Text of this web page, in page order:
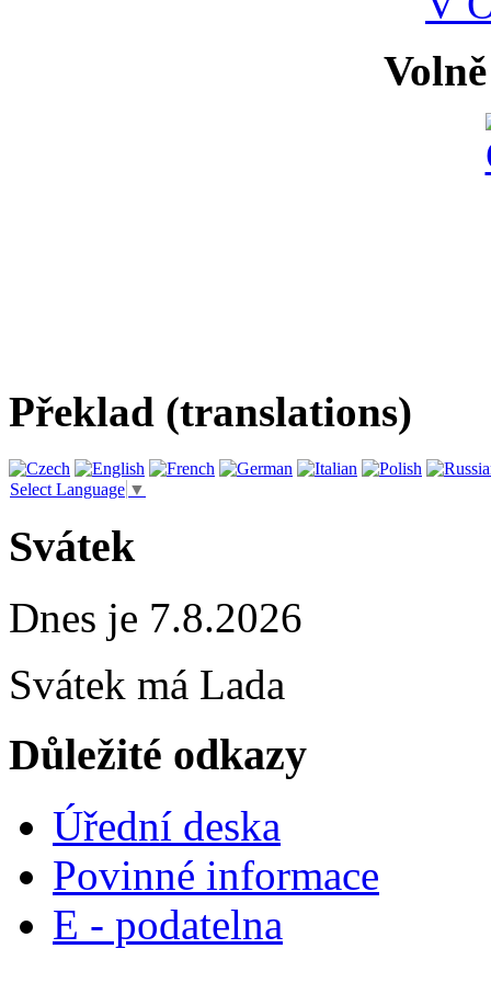
Překlad (translations)
Select Language ▼
Svátek
Dnes je 7.8.2026
Svátek má Lada
Důležité odkazy
Úřední deska
Povinné informace
E - podatelna